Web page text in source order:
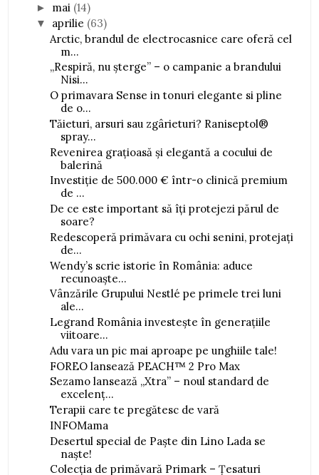
► mai (14)
▼ aprilie (63)
Arctic, brandul de electrocasnice care oferă cel
m...
„Respiră, nu șterge” – o campanie a brandului
Nisi...
O primavara Sense in tonuri elegante si pline
de o...
Tăieturi, arsuri sau zgârieturi? Raniseptol®
spray...
Revenirea grațioasă și elegantă a cocului de
balerină
Investiție de 500.000 € într-o clinică premium
de ...
De ce este important să îți protejezi părul de
soare?
Redescoperă primăvara cu ochi senini, protejați
de...
Wendy’s scrie istorie în România: aduce
recunoaște...
Vânzările Grupului Nestlé pe primele trei luni
ale...
Legrand România investește în generațiile
viitoare...
Adu vara un pic mai aproape pe unghiile tale!
FOREO lansează PEACH™ 2 Pro Max
Sezamo lansează „Xtra” – noul standard de
excelenț...
Terapii care te pregătesc de vară
INFOMama
Desertul special de Paște din Lino Lada se
naște!
Colecția de primăvară Primark – Țesaturi